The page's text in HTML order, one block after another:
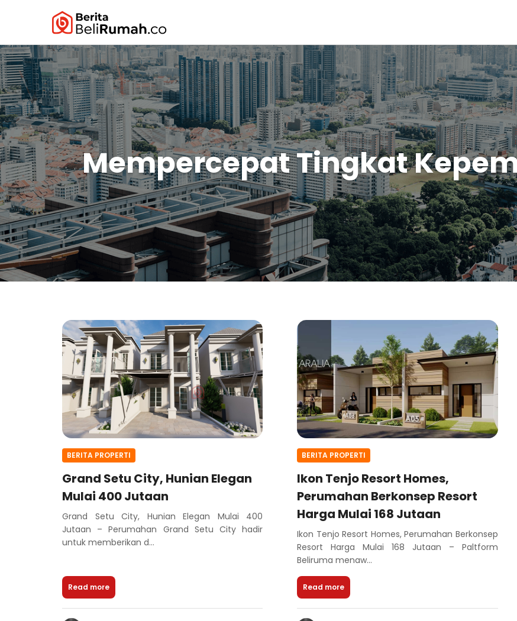
Mempercepat Tingkat
BERITA PROPERTI
Grand Setu City, Hunian Elegan
Mulai 400 Jutaan
Grand Setu City, Hunian Elegan Mulai 400
Jutaan – Perumahan Grand Setu City hadir
untuk memberikan d...
Read more
BERITA PROPERTI
Ikon Tenjo Resort Homes,
Perumahan Berkonsep Resort
Harga Mulai 168 Jutaan
Ikon Tenjo Resort Homes, Perumahan Berkonsep
Resort Harga Mulai 168 Jutaan – Paltform
Beliruma menaw...
Read more